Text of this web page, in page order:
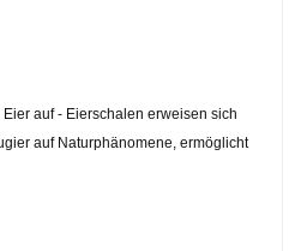
auf - Eierschalen erweisen sich
auf Naturphänomene, ermöglicht